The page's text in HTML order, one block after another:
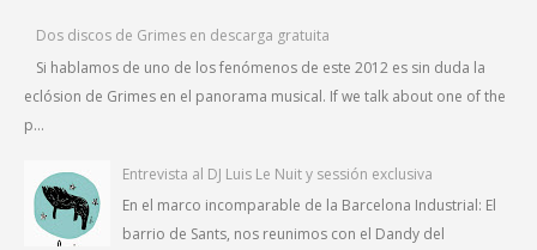
Dos discos de Grimes en descarga gratuita
Si hablamos de uno de los fenómenos de este 2012 es sin duda la
eclósion de Grimes en el panorama musical. If we talk about one of the
p...
Entrevista al DJ Luis Le Nuit y sessión exclusiva
En el marco incomparable de la Barcelona Industrial: El
barrio de Sants, nos reunimos con el Dandy del